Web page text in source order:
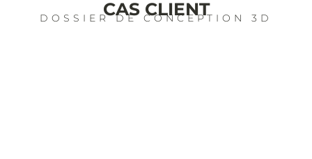
CAS CLIENT
DOSSIER DE CONCEPTION 3D